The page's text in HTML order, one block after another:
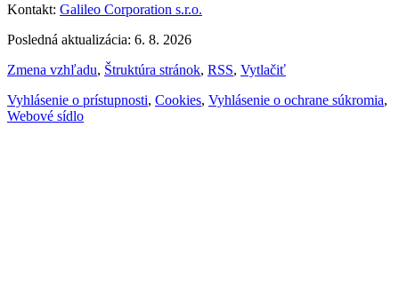
Kontakt: Galileo Corporation s.r.o.
Posledná aktualizácia: 6. 8. 2026
Zmena vzhľadu, Štruktúra stránok, RSS, Vytlačiť
Vyhlásenie o prístupnosti, Cookies, Vyhlásenie o ochrane súkromia,
Webové sídlo